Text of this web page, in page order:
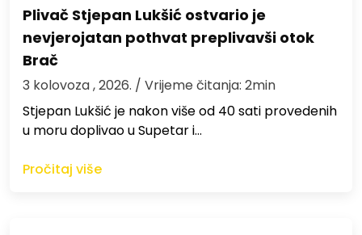
Plivač Stjepan Lukšić ostvario je
nevjerojatan pothvat preplivavši otok
Brač
3 kolovoza , 2026. / Vrijeme čitanja: 2min
St​jepan Lukšić je nakon više od 40 sati provedenih
u moru doplivao u Supetar i…
Pročitaj više